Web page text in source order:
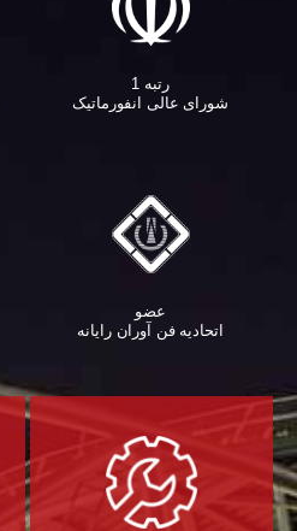
رتبه 1
شورای عالی انفورماتیک
عضو
اتحادیه فن آوران رایانه